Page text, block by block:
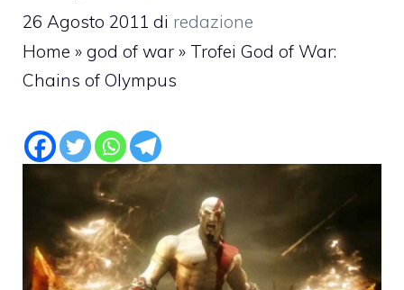
26 Agosto 2011 di redazione
Home » god of war » Trofei God of War:
Chains of Olympus